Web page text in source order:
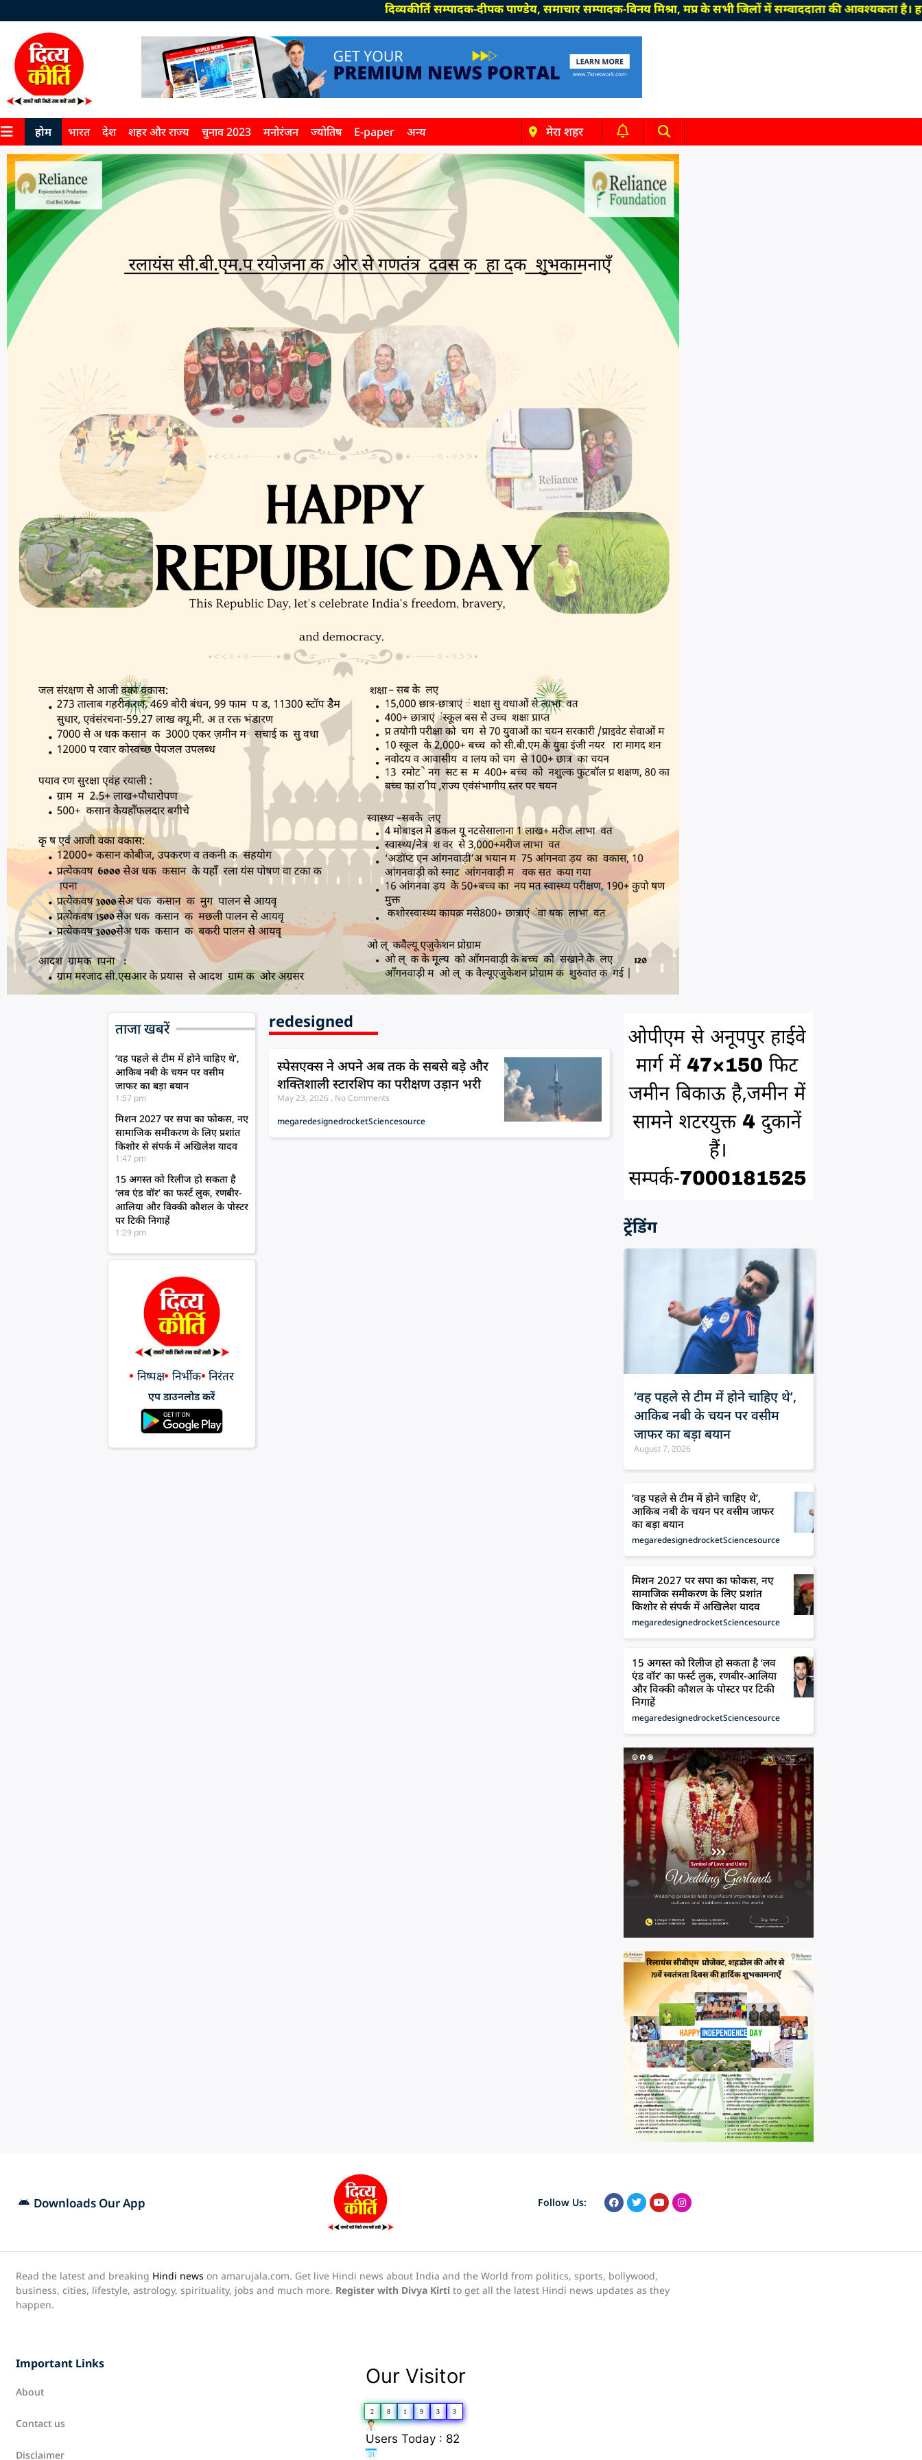
दिव्यकीर्ति सम्पादक-दीपक पाण्डेय, समाचार सम्पादक-विनय मिश्रा, मप्र के सभी जिलों में सम्वाददाता की आवश्यकता है।
होम भारत देश शहर और राज्य चुनाव 2023 मनोरंजन ज्योतिष E-paper अन्य मेरा शहर
ताजा खबरें
‘वह पहले से टीम में होने चाहिए थे’,
आकिब नबी के चयन पर वसीम
जाफर का बड़ा बयान
1:57 pm
मिशन 2027 पर सपा का फोकस, नए
सामाजिक समीकरण के लिए प्रशांत
किशोर से संपर्क में अखिलेश यादव
1:47 pm
15 अगस्त को रिलीज हो सकता है
‘लव एंड वॉर’ का फर्स्ट लुक, रणबीर-
आलिया और विक्की कौशल के पोस्टर
पर टिकी निगाहें
1:29 pm
निष्पक्ष निर्भीक निरंतर
एप डाउनलोड करें
redesigned
स्पेसएक्स ने अपने अब तक के सबसे बड़े और
शक्तिशाली स्टारशिप का परीक्षण उड़ान भरी
May 23, 2026
No Comments
megaredesignedrocketSciencesource
ट्रेंडिंग
‘वह पहले से टीम में होने चाहिए थे’,
आकिब नबी के चयन पर वसीम
जाफर का बड़ा बयान
August 7, 2026
‘वह पहले से टीम में होने चाहिए थे’,
आकिब नबी के चयन पर वसीम जाफर
का बड़ा बयान
megaredesignedrocketSciencesource
मिशन 2027 पर सपा का फोकस, नए
सामाजिक समीकरण के लिए प्रशांत
किशोर से संपर्क में अखिलेश यादव
megaredesignedrocketSciencesource
15 अगस्त को रिलीज हो सकता है ‘लव
एंड वॉर’ का फर्स्ट लुक, रणबीर-आलिया
और विक्की कौशल के पोस्टर पर टिकी
निगाहें
megaredesignedrocketSciencesource
Downloads Our App Follow Us:
Read the latest and breaking Hindi news on amarujala.com. Get live Hindi news about India and the World from politics, sports, bollywood,
business, cities, lifestyle, astrology, spirituality, jobs and much more. Register with Divya Kirti to get all the latest Hindi news updates as they
happen.
Important Links
About
Contact us
Disclaimer
Our Visitor
2 8 1 9 3 3
Users Today : 82